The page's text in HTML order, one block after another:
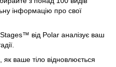
інформацію про свої
від Polar аналізує ваш
ваше тіло відновлюється